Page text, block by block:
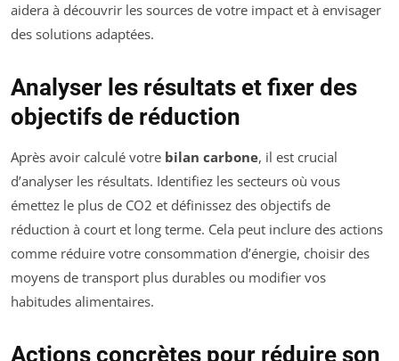
aidera à découvrir les sources de votre impact et à envisager
des solutions adaptées.
Analyser les résultats et fixer des
objectifs de réduction
Après avoir calculé votre bilan carbone, il est crucial
d’analyser les résultats. Identifiez les secteurs où vous
émettez le plus de CO2 et définissez des objectifs de
réduction à court et long terme. Cela peut inclure des actions
comme réduire votre consommation d’énergie, choisir des
moyens de transport plus durables ou modifier vos
habitudes alimentaires.
Actions concrètes pour réduire son